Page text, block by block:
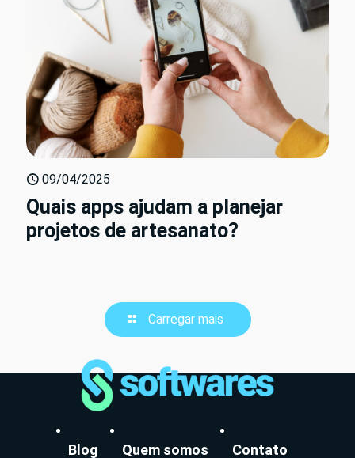
09/04/2025
Quais apps ajudam a planejar
projetos de artesanato?
Carregar mais
Blog Quem somos Contato